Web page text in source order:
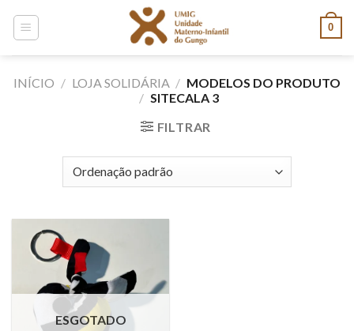
0
INÍCIO / LOJA SOLIDÁRIA / MODELOS DO PRODUTO
/ SITECALA 3
FILTRAR
ESGOTADO